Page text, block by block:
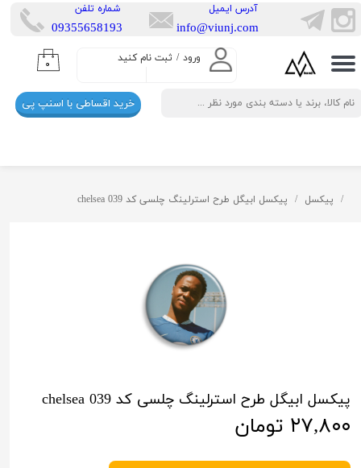
ورود / ثبت نام کنید
حساب کاربری من
تغییر گذر واژه
سفارشات
۰
​شماره تلفن
​​09355658193
​آدرس ایمیل
info@viunj.com
خرید اقساطی با اسنپ پی
پیکسل پیکسل ابیگل طرح استرلینگ چلسی کد chelsea 039
پیکسل ابیگل طرح استرلینگ چلسی کد chelsea 039
۲۷,۸۰۰ تومان